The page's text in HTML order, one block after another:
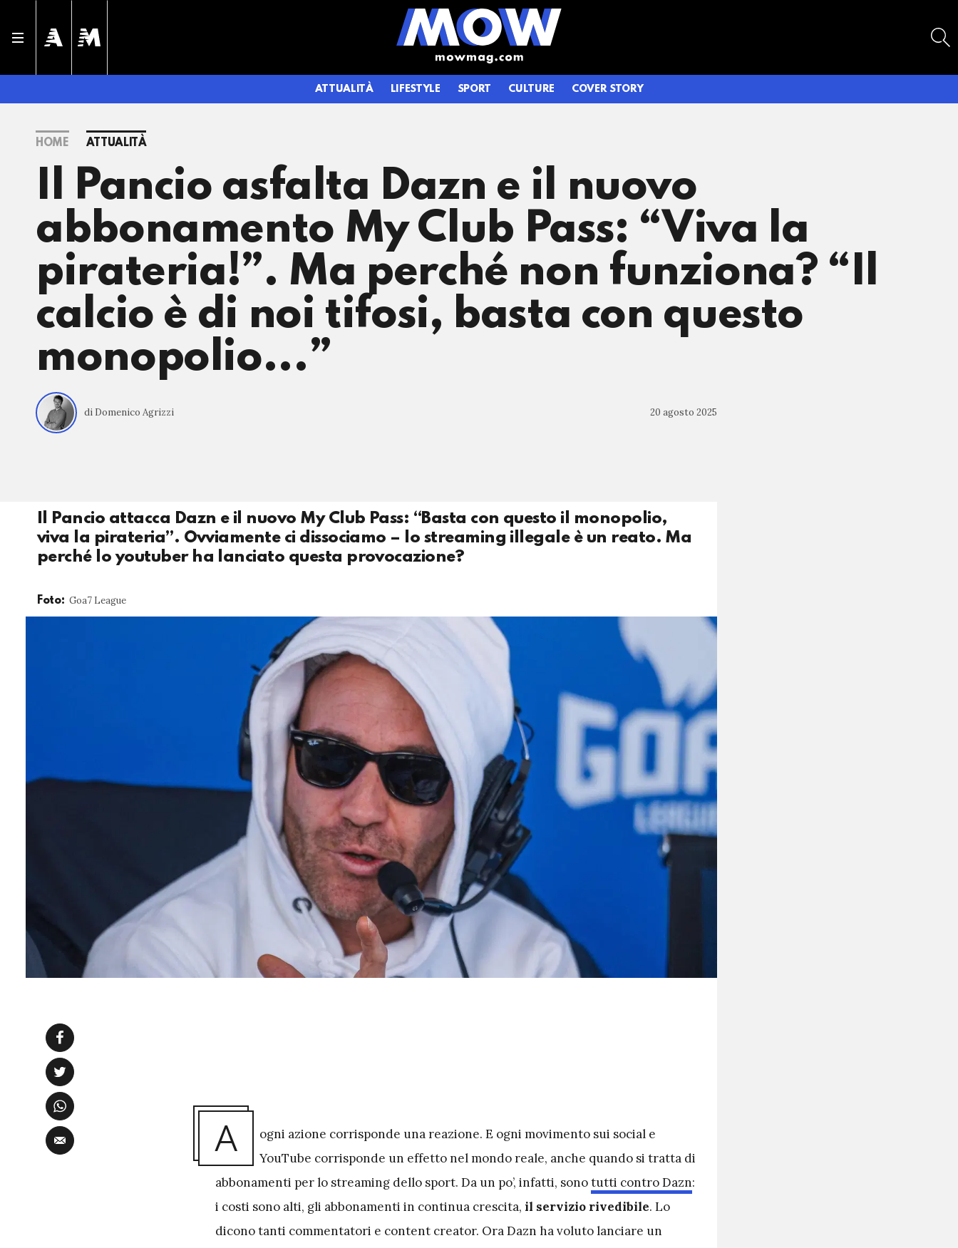
ATTUALITÀ LIFESTYLE SPORT CULTURE COVER STORY
HOME ATTUALITÀ
Il Pancio asfalta Dazn e il nuovo
abbonamento My Club Pass: “Viva la
pirateria!”. Ma perché non funziona? “Il
calcio è di noi tifosi, basta con questo
monopolio...”
di Domenico Agrizzi 20 agosto 2025
Il Pancio attacca Dazn e il nuovo My Club Pass: “Basta con questo il monopolio,
viva la pirateria”. Ovviamente ci dissociamo – lo streaming illegale è un reato. Ma
perché lo youtuber ha lanciato questa provocazione?
Foto: Goa7 League
A
ogni azione corrisponde una reazione. E ogni movimento sui social e
YouTube corrisponde un effetto nel mondo reale, anche quando si tratta di
abbonamenti per lo streaming dello sport. Da un po’, infatti, sonotutti contro Dazn:
i costi sono alti, gli abbonamenti in continua crescita, il servizio rivedibile. Lo
dicono tanti commentatori e content creator. Ora Dazn ha voluto lanciare un